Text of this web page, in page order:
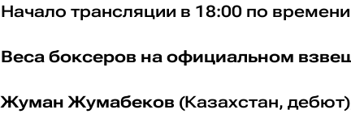
Начало трансляции в 18:00 по
Веса боксеров на официальном
Жуман Жумабеков (Казахстан,